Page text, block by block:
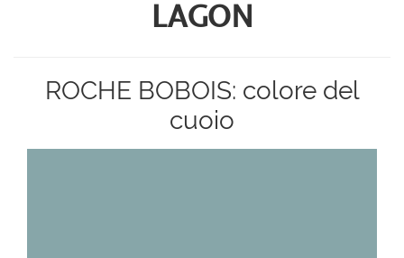
LAGON
ROCHE BOBOIS: colore del
cuoio